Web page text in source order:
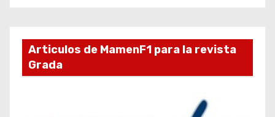
Articulos de MamenF1 para la revista
Grada